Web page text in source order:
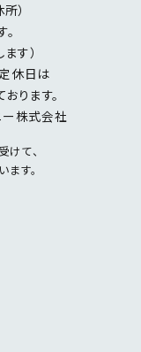
）
す）
休日は
ります。
株式会社
て、
す。